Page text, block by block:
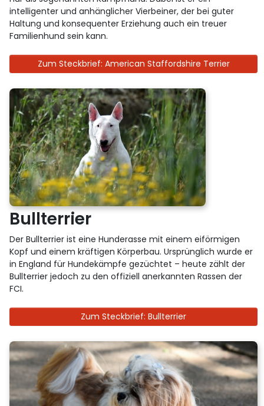
intelligenter und anhänglicher Vierbeiner, der bei guter
Haltung und konsequenter Erziehung auch ein treuer
Familienhund sein kann.
Zum Steckbrief: American Staffordshire Terrier
Bullterrier
Der Bullterrier ist eine Hunderasse mit einem eiförmigen
Kopf und einem kräftigen Körperbau. Ursprünglich wurde er
in England für Hundekämpfe gezüchtet – heute zählt der
Bullterrier jedoch zu den offiziell anerkannten Rassen der
FCI.
Zum Steckbrief: Bullterrier